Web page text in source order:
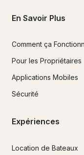
En Savoir Plus
Comment ça
Pour les Propriétaires
Applications Mobiles
Sécurité
Expériences
Location de Bateaux